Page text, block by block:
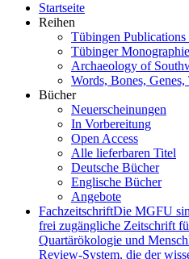
Startseite
Reihen
Tübingen
Tübinger
Archaeology of
Words, Bones, Genes,
Bücher
Neuerscheinungen
In Vorbereitung
Open Access
Alle lieferbaren Titel
Deutsche Bücher
Englische Bücher
Angebote
FachzeitschriftDie MGFU
frei zugängliche Zeitschrift
Quartärökologie und
Review-System, die der